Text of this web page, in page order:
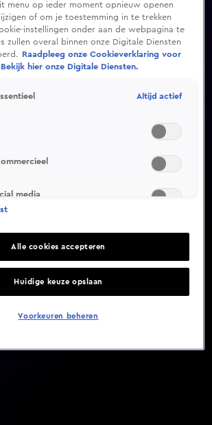
niet gevonden
menu op ieder moment opnieuw openen
of om je toestemming in te trekken
instellingen onder aan de webpagina te
zullen overal binnen onze Digitale Diensten
Raadpleeg onze Cookieverklaring voor
Bekijk hier onze Digitale Diensten.
Altijd actief
media
Alle cookies accepteren
Huidige keuze opslaan
Voorkeuren beheren